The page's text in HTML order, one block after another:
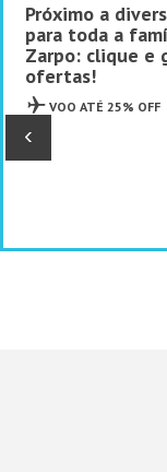
Próximo a
para toda a
Zarpo: clique e
ofertas!
VOO ATÉ 25% OFF
‹